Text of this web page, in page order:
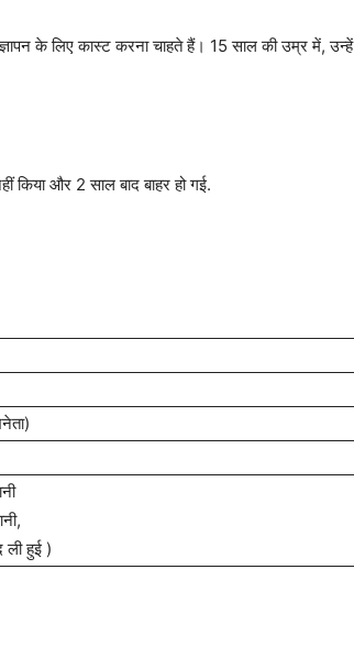
के लिए कास्ट करना चाहते हैं। 15 साल की उम्र में, उन्हें
किया और 2 साल बाद बाहर हो गई.
ली हुई )